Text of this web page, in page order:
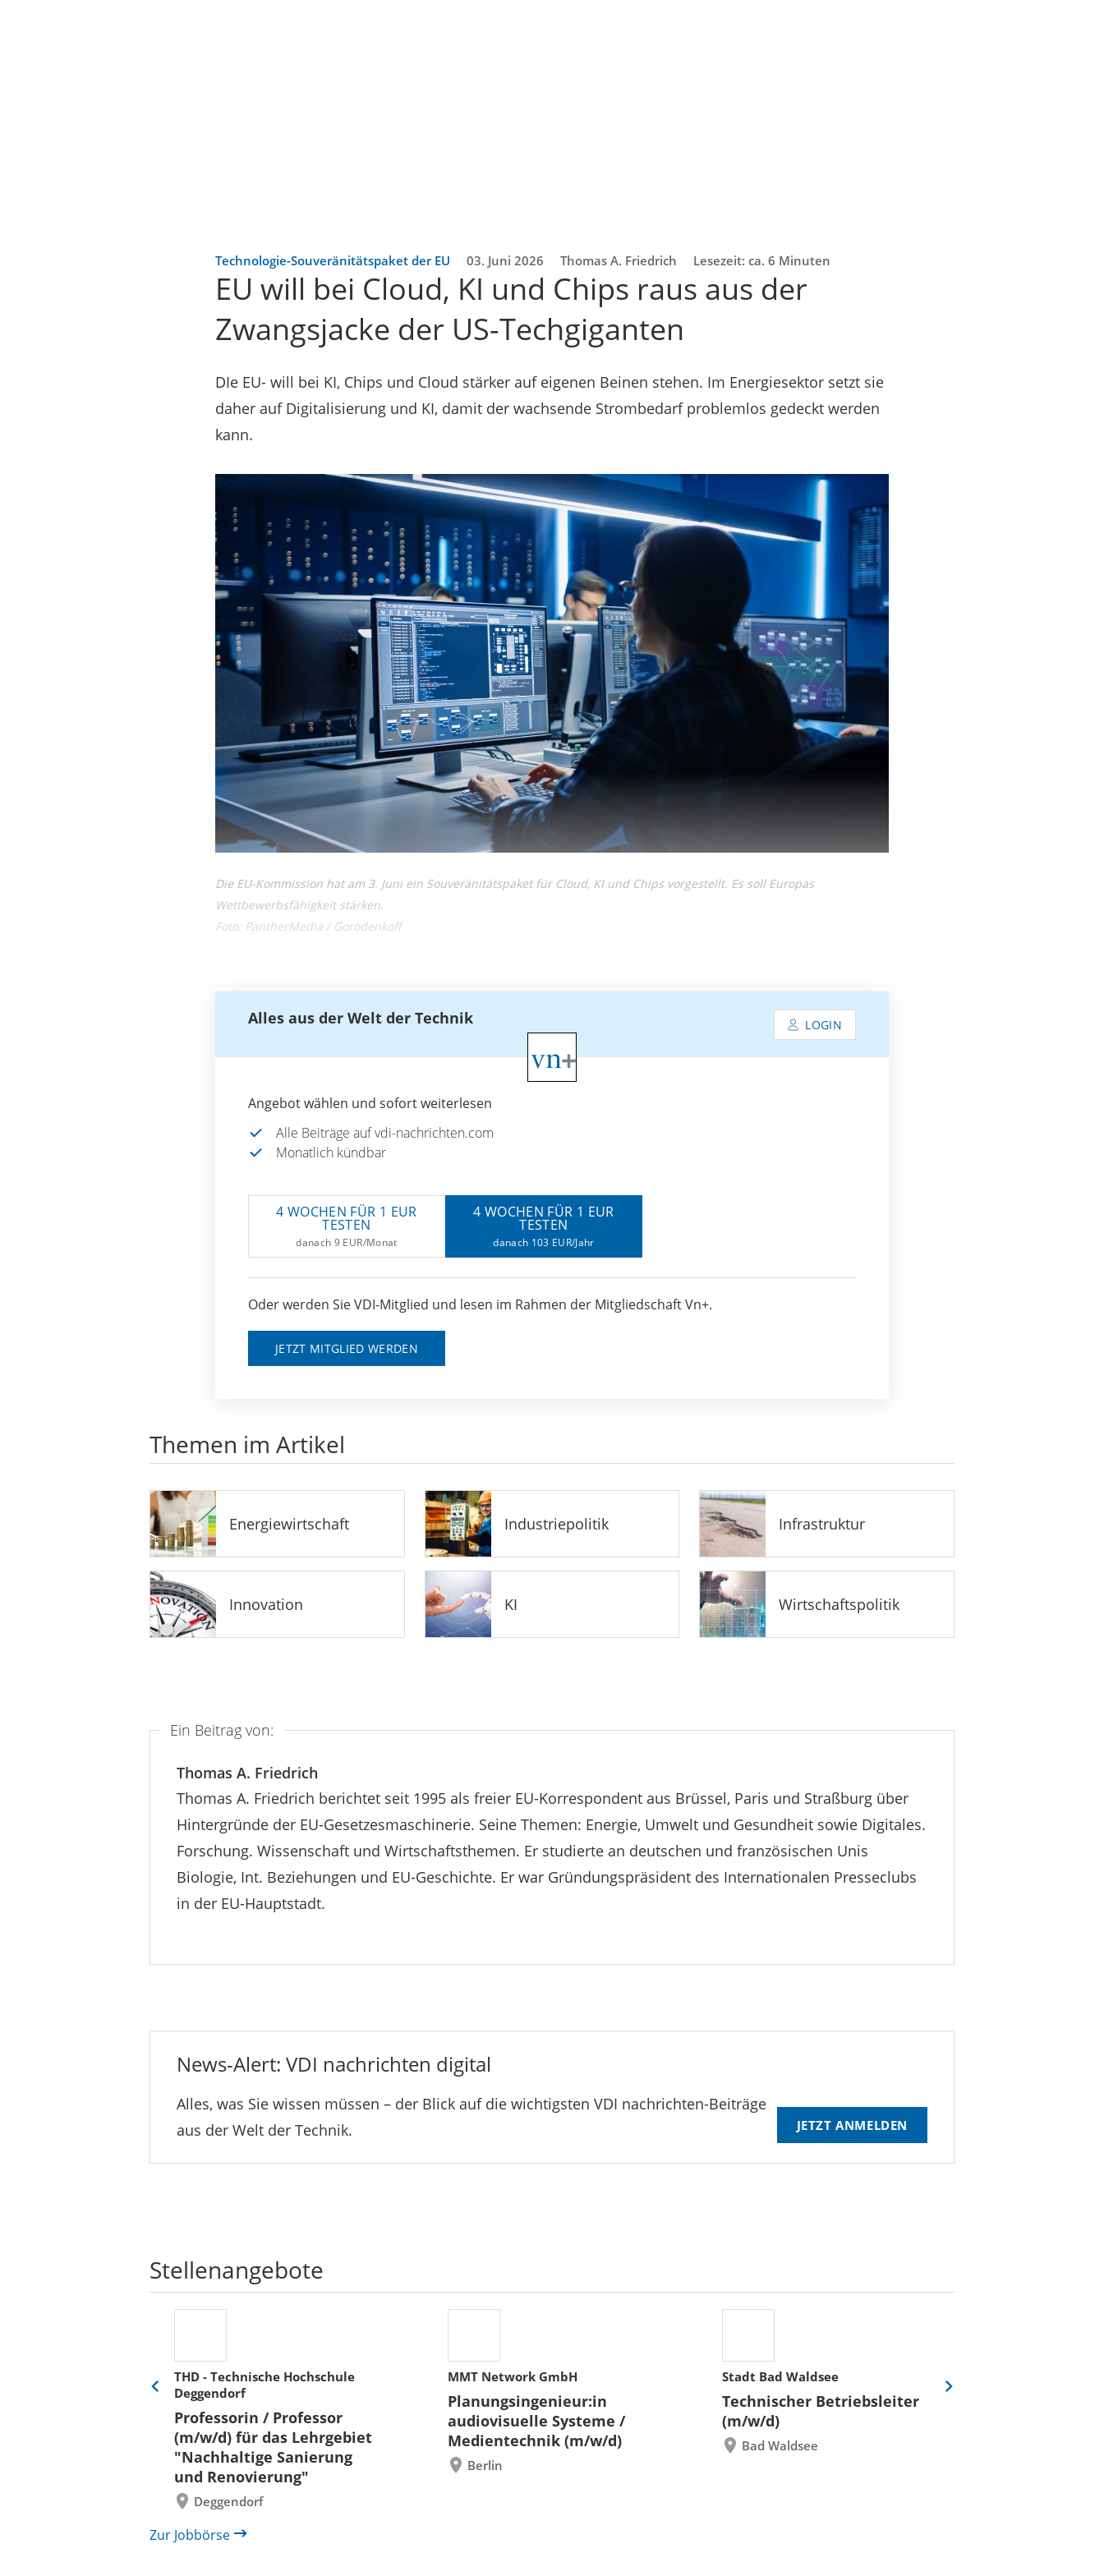
Technologie-Souveränitätspaket der EU 03. Juni 2026 Thomas A. Friedrich Lesezeit: ca. 6 Minuten
EU will bei Cloud, KI und Chips raus aus der
Zwangsjacke der US-Techgiganten
DIe EU- will bei KI, Chips und Cloud stärker auf eigenen Beinen stehen. Im Energiesektor setzt sie
daher auf Digitalisierung und KI, damit der wachsende Strombedarf problemlos gedeckt werden
kann.
Die EU-Kommission hat am 3. Juni ein Souveränitätspaket für Cloud, KI und Chips vorgestellt. Es soll Europas
Wettbewerbsfähigkeit stärken.
Foto: PantherMedia / Gorodenkoff
Alles aus der Welt der Technik LOGIN
Angebot wählen und sofort weiterlesen
Alle Beiträge auf vdi-nachrichten.com
Monatlich kündbar
4 WOCHEN FÜR 1 EUR
TESTEN
danach 9 EUR/Monat
4 WOCHEN FÜR 1 EUR
TESTEN
danach 103 EUR/Jahr
Oder werden Sie VDI-Mitglied und lesen im Rahmen der Mitgliedschaft Vn+.
JETZT MITGLIED WERDEN
Themen im Artikel
Energiewirtschaft Industriepolitik Infrastruktur
Innovation KI Wirtschaftspolitik
Ein Beitrag von:
Thomas A. Friedrich
Thomas A. Friedrich berichtet seit 1995 als freier EU-Korrespondent aus Brüssel, Paris und Straßburg über
Hintergründe der EU-Gesetzesmaschinerie. Seine Themen: Energie, Umwelt und Gesundheit sowie Digitales.
Forschung. Wissenschaft und Wirtschaftsthemen. Er studierte an deutschen und französischen Unis
Biologie, Int. Beziehungen und EU-Geschichte. Er war Gründungspräsident des Internationalen Presseclubs
in der EU-Hauptstadt.
News-Alert: VDI nachrichten digital
Alles, was Sie wissen müssen – der Blick auf die wichtigsten VDI nachrichten-Beiträge
aus der Welt der Technik.
JETZT ANMELDEN
Stellenangebote
THD - Technische Hochschule
Deggendorf
Professorin / Professor
(m/w/d) für das Lehrgebiet
"Nachhaltige Sanierung
und Renovierung"
Deggendorf
MMT Network GmbH
Planungsingenieur:in
audiovisuelle Systeme /
Medientechnik (m/w/d)
Berlin
Stadt Bad Waldsee
Technischer Betriebsleiter
(m/w/d)
Bad Waldsee
Eine
zurück
Eine
Zur Jobbörse